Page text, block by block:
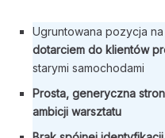
Ugruntowana pozycja
dotarciem do klientów
starymi samochodami
Prosta, generyczna
ambicji warsztatu